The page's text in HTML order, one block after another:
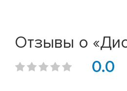
Отзывы о
0.0